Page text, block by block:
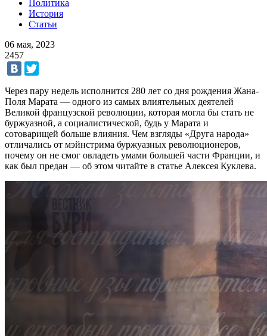
Политика
История
Статьи
06 мая, 2023
2457
Через пару недель исполнится 280 лет со дня рождения Жана-
Поля Марата — одного из самых влиятельных деятелей
Великой французской революции, которая могла бы стать не
буржуазной, а социалистической, будь у Марата и
сотоварищей больше влияния. Чем взгляды «Друга народа»
отличались от мэйнстрима буржуазных революционеров,
почему он не смог овладеть умами большей части Франции, и
как был предан — об этом читайте в статье Алексея Куклева.